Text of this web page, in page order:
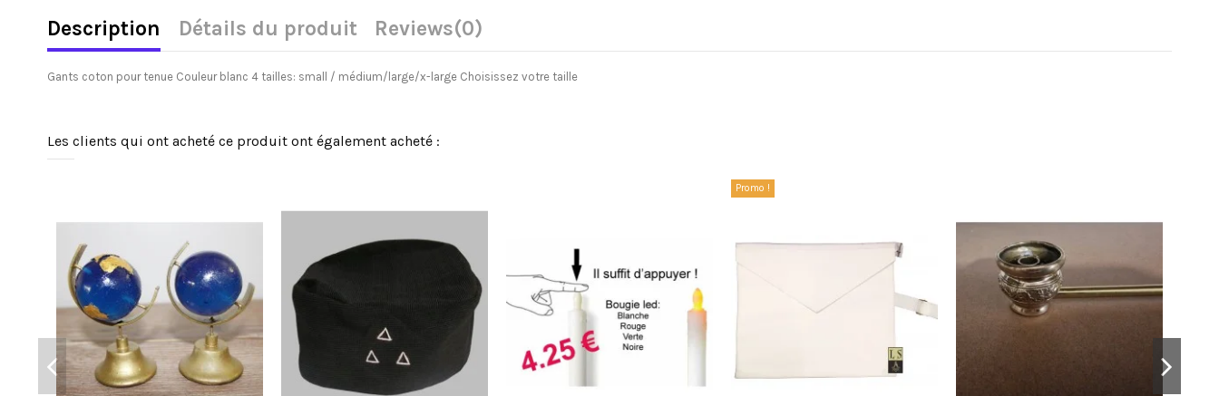
Description Détails du produit Reviews(0)
Gants coton pour tenue Couleur blanc 4 tailles: small / médium/large/x-large Choisissez votre taille
Les clients qui ont acheté ce produit ont également acheté :
Promo !